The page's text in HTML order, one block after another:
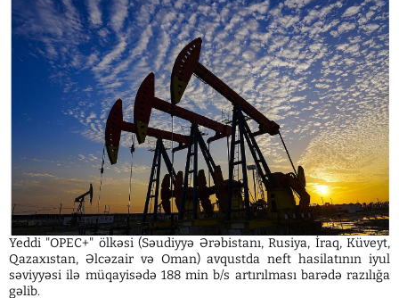
Yeddi "OPEC+" ölkəsi (Səudiyyə Ərəbistanı, Rusiya, İraq, Küveyt,
Qazaxıstan, Əlcəzair və Oman) avqustda neft hasilatının iyul
səviyyəsi ilə müqayisədə 188 min b/s artırılması barədə razılığa
gəlib.